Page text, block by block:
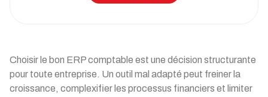
Choisir le bon ERP comptable est une décision structurante
pour toute entreprise. Un outil mal adapté peut freiner la
croissance, complexifier les processus financiers et limiter